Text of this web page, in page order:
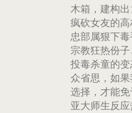
木箱，建构
疯砍女友的
忠部属狠下
宗教狂热份
投毒杀童的
众省思，如
选择，才能
亚大师生反